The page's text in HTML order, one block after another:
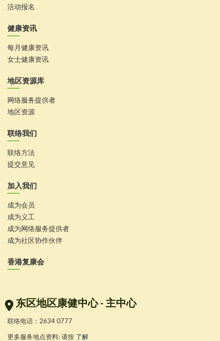
活动报名
健康资讯
每月健康资讯
女士健康资讯
地区资源库
网络服务提供者
地区资源
联络我们
联络方法
提交意见
加入我们
成为会员
成为义工
成为网络服务提供者
成为社区协作伙伴
香港复康会
东区地区康健中心 - 主中心
联络电话：2634 0777
更多服务地点资料: 请按 了解